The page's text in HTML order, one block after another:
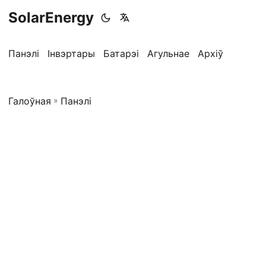
SolarEnergy
Панэлі Інвэртары Батарэі Агульнае Архіў
Галоўная » Панэлі